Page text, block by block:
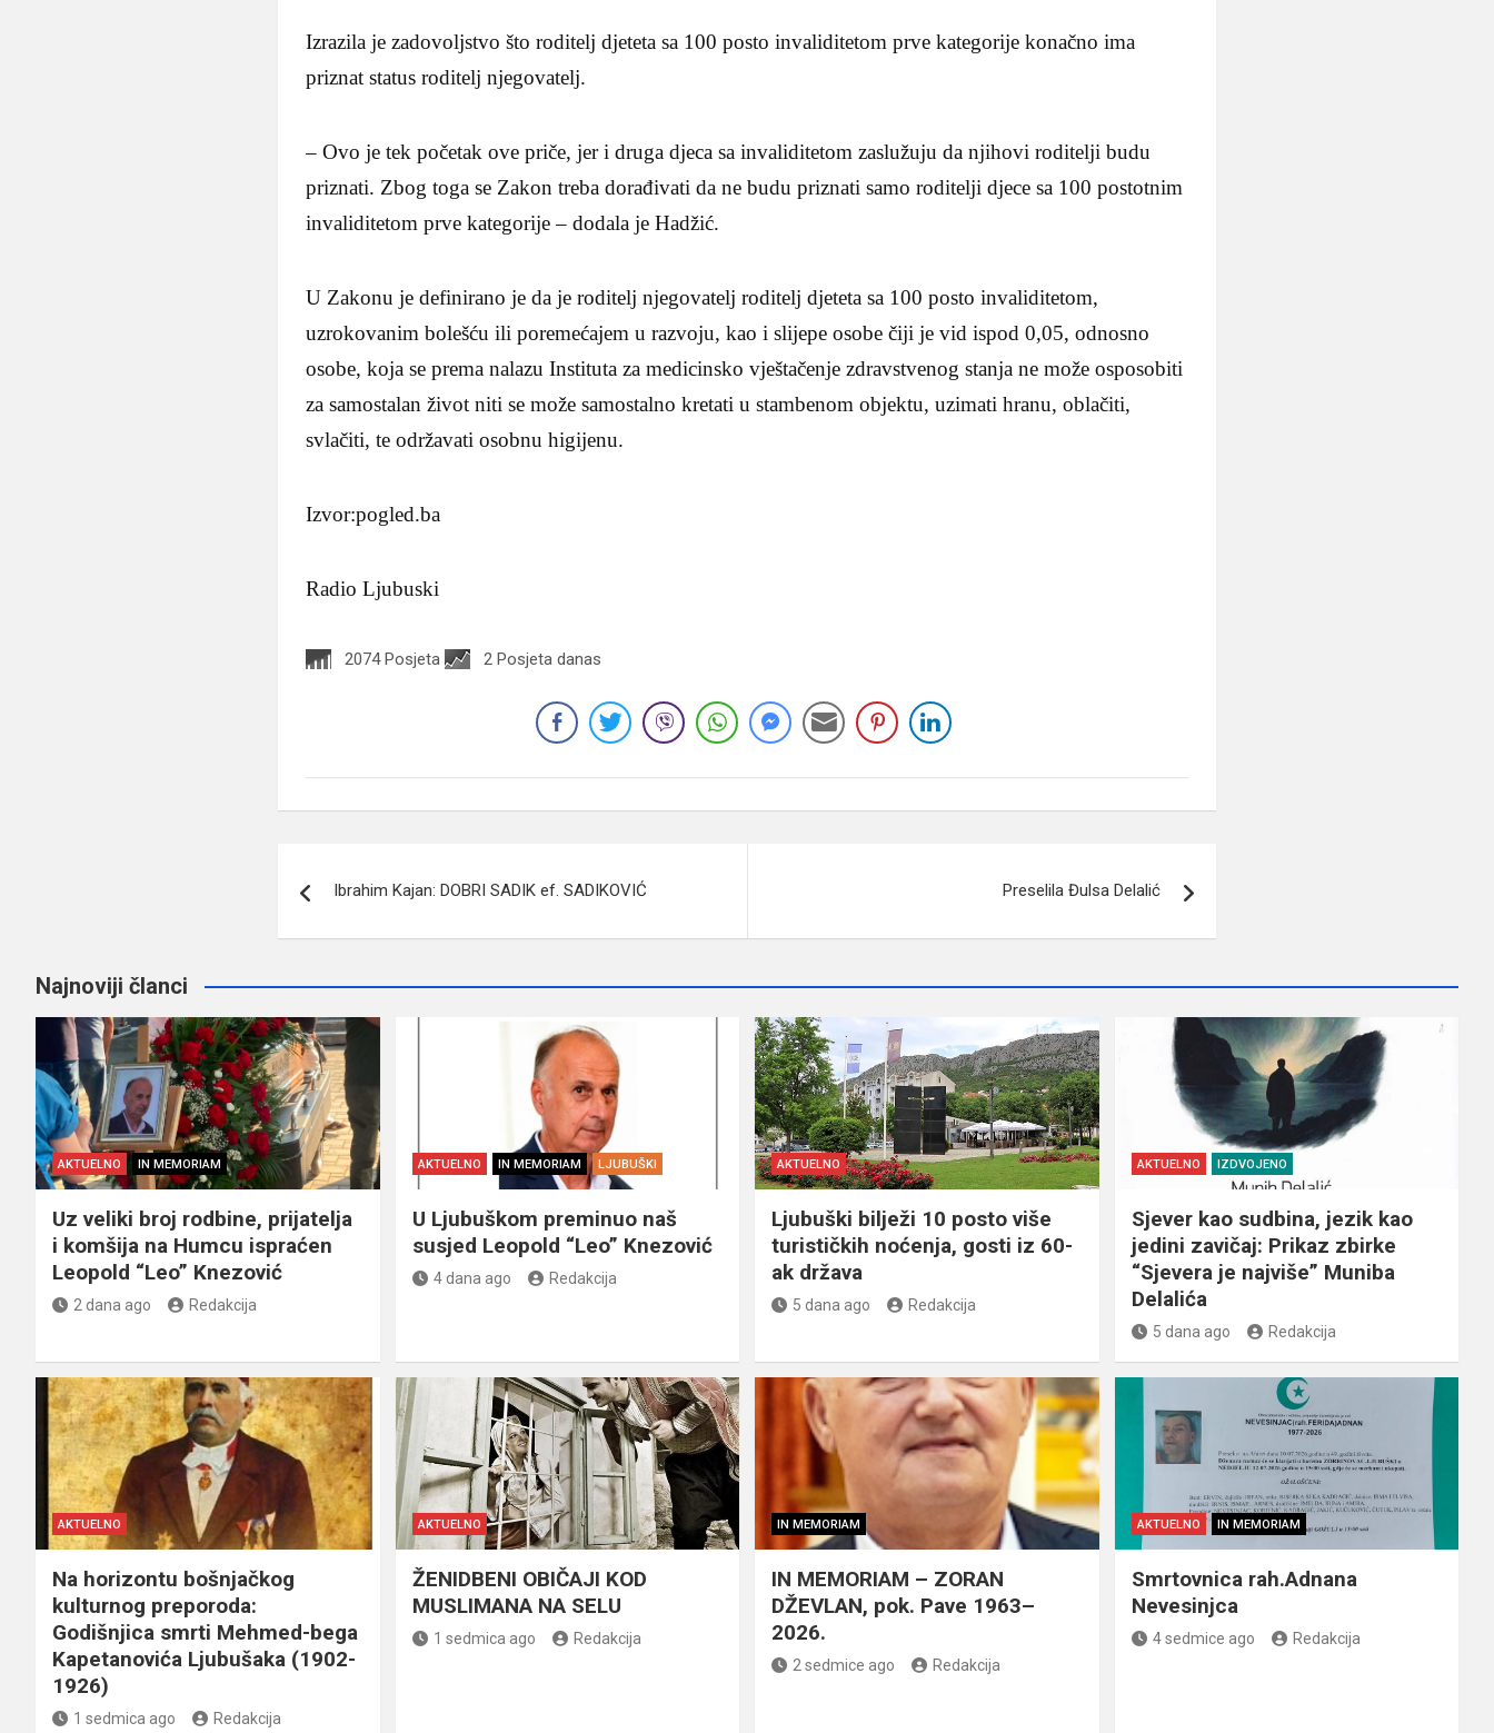
Izrazila je zadovoljstvo što roditelj djeteta sa 100 posto invaliditetom prve kategorije konačno ima
priznat status roditelj njegovatelj.
– Ovo je tek početak ove priče, jer i druga djeca sa invaliditetom zaslužuju da njihovi roditelji budu
priznati. Zbog toga se Zakon treba dorađivati da ne budu priznati samo roditelji djece sa 100 postotnim
invaliditetom prve kategorije – dodala je Hadžić.
U Zakonu je definirano je da je roditelj njegovatelj roditelj djeteta sa 100 posto invaliditetom,
uzrokovanim bolešću ili poremećajem u razvoju, kao i slijepe osobe čiji je vid ispod 0,05, odnosno
osobe, koja se prema nalazu Instituta za medicinsko vještačenje zdravstvenog stanja ne može osposobiti
za samostalan život niti se može samostalno kretati u stambenom objektu, uzimati hranu, oblačiti,
svlačiti, te održavati osobnu higijenu.
Izvor:pogled.ba
Radio Ljubuski
2074 Posjeta 2 Posjeta danas
članakaIbrahim Kajan: DOBRI SADIK ef. SADIKOVIĆ Preselila Đulsa Delalić
Najnoviji članci
AKTUELNO IN MEMORIAM
Uz veliki broj rodbine, prijatelja
i komšija na Humcu ispraćen
Leopold “Leo” Knezović
2 dana ago Redakcija
AKTUELNO IN MEMORIAM LJUBUŠKI
U Ljubuškom preminuo naš
susjed Leopold “Leo” Knezović
4 dana ago Redakcija
AKTUELNO
Ljubuški bilježi 10 posto više
turističkih noćenja, gosti iz 60-
ak država
5 dana ago Redakcija
AKTUELNO IZDVOJENO
Sjever kao sudbina, jezik kao
jedini zavičaj: Prikaz zbirke
“Sjevera je najviše” Muniba
Delalića
5 dana ago Redakcija
AKTUELNO
Na horizontu bošnjačkog
kulturnog preporoda:
Godišnjica smrti Mehmed-bega
Kapetanovića Ljubušaka (1902-
1926)
1 sedmica ago Redakcija
AKTUELNO
ŽENIDBENI OBIČAJI KOD
MUSLIMANA NA SELU
1 sedmica ago Redakcija
IN MEMORIAM
IN MEMORIAM – ZORAN
DŽEVLAN, pok. Pave 1963–
2026.
2 sedmice ago Redakcija
AKTUELNO IN MEMORIAM
Smrtovnica rah.Adnana
Nevesinjca
4 sedmice ago Redakcija